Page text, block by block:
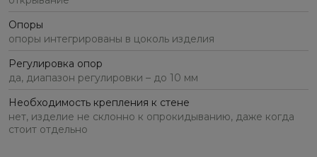
Опоры
опоры интегрированы в цоколь изделия
Регулировка опор
да, диапазон регулировки – до 10 мм
Необходимость крепления к стене
нет, изделие не склонно к опрокидыванию, даже когда
стоит отдельно